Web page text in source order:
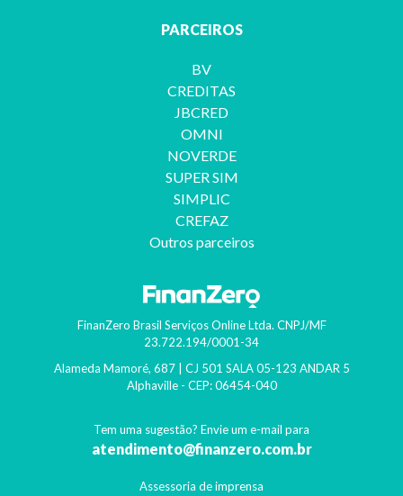
PARCEIROS
BV
CREDITAS
JBCRED
OMNI
NOVERDE
SUPER SIM
SIMPLIC
CREFAZ
Outros parceiros
FinanZero Brasil Serviços Online Ltda. CNPJ/MF
23.722.194/0001-34
Alameda Mamoré, 687 | CJ 501 SALA 05-123 ANDAR 5
Alphaville- CEP: 06454-040
Tem uma sugestão? Envie um e-mail para
atendimento@finanzero.com.br
Assessoria de imprensa